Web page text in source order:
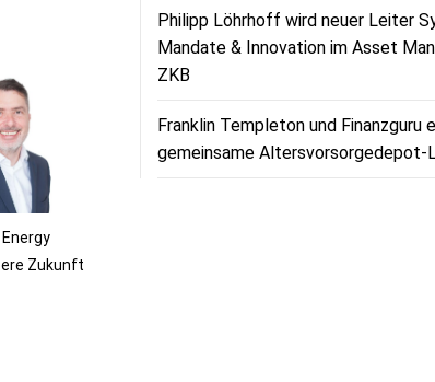
Zukunft
Philipp Löhrhoff wird neuer Leiter
Mandate & Innovation im Asset
ZKB
Franklin Templeton und Finanzguru
gemeinsame Altersvorsorgedepot-